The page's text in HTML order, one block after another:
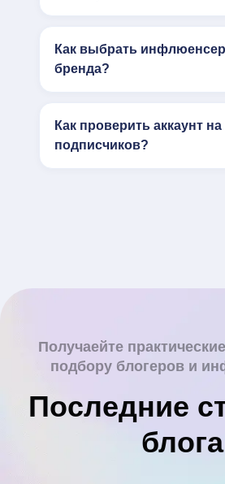
Как выбрать
бренда?
Как проверить аккаунт на
подписчиков?
Получаейте
подбору блогеров и
Последние
блога